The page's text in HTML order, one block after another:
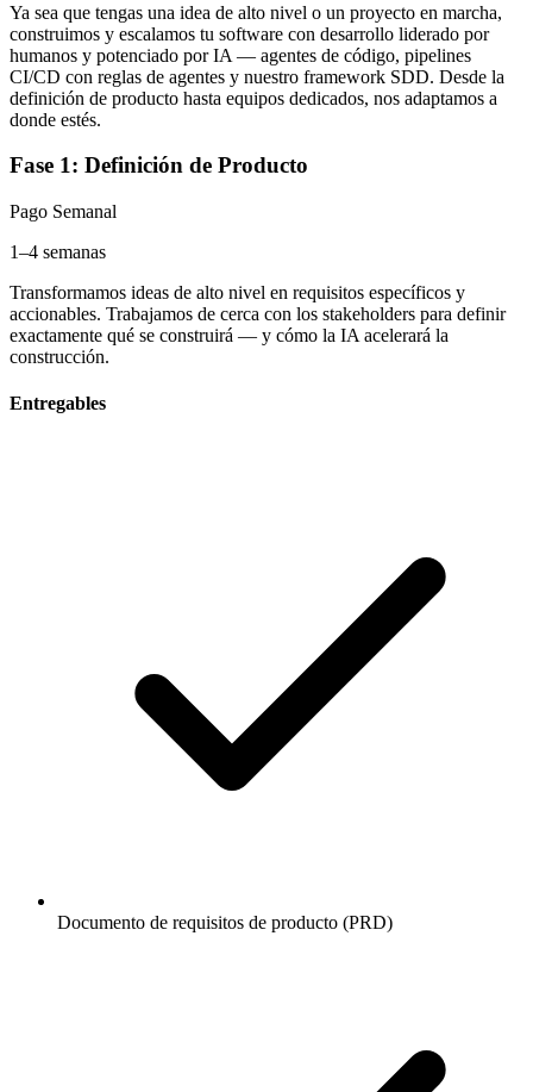
Ya sea que tengas una idea de alto nivel o un proyecto en marcha,
construimos y escalamos tu software con desarrollo liderado por
humanos y potenciado por IA — agentes de código, pipelines
CI/CD con reglas de agentes y nuestro framework SDD. Desde la
definición de producto hasta equipos dedicados, nos adaptamos a
donde estés.
Fase 1: Definición de Producto
Pago Semanal
1–4 semanas
Transformamos ideas de alto nivel en requisitos específicos y
accionables. Trabajamos de cerca con los stakeholders para definir
exactamente qué se construirá — y cómo la IA acelerará la
construcción.
Entregables
Documento de requisitos de producto (PRD)